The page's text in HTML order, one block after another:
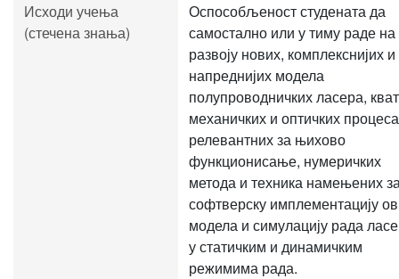
Исходи учења
(стечена знања)
Оспособљеност студената да
самостално или у тиму раде на
развоју нових, комплекснијих и
напреднијих модела
полупроводничких ласера,
механичких и оптичких процеса
релевантних за њихово
функционисање, нумеричких
метода и техника намењених
софтверску имплементацију
модела и симулацију рада
у статичким и динамичким
режимима рада.